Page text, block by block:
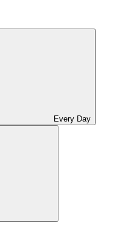
Every Day